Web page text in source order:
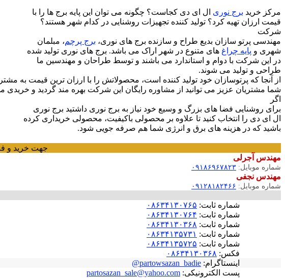
مرکز خرید برج نوری ال ای دی کجاست؟ چگونه می توان این پایه برج ها را با
قیمت ارزان تهیه کرد؟ تولید کننده تجهیزات روشنایی در کدام شهر هستند؟
شرکت
مهندسی پرتو سازان بدیع طراح و سازنده برج های نوری، برج پرچم، مبلمان
شهری و پایه چراغ های متنوع در شهر اراک می باشد. برج های نوری تولید شده
در این شرکت با دوام و استاندارد می باشند و توسط طراحان و مهندسین ما
طراحی و تولید می شوند.
از آنجا که پرتوسازان خود تولید کننده است، محصولاتش را با ارزان ترین قیمت به
شما مشتریان عزیز می توانید از مشاوره رایگان این شرکت بهره مند گردید و خریدی
اگر
برای روشنایی فضا های بزرگ و وسیع خود نیاز به برج نوری داشتید برج نوری
ال ای دی را انتخاب کنید تا علاوه بر محصولی باکیفیت، محصولی خریداری کرده
باشید که در هزینه های برق و انرژی شما هم صرفه جویی شود.
جهت خرید و
مهندس آجرلی
شماره موبایل: ۰۹۱۸۶۹۶۷۸۲۳
مهندس نجفی
شماره موبایل: ۰۹۱۲۸۱۸۲۴۶۶
شماره ثابت: ۰۸۶۳۴۱۳۰۷۶۵
شماره ثابت: ۰۸۶۳۴۱۳۰۷۶۴
شماره ثابت: ۰۸۶۳۴۱۳۰۳۶۸
شماره ثابت: ۰۸۶۳۴۱۳۵۷۳۱
شماره ثابت: ۰۸۶۳۴۱۳۵۷۲۵
فکس: ۰۸۶۳۴۱۳۰۳۶۸
اینستاگرام: partowsazan_badie@
پست الکترونیکی: partosazan_sale@yahoo.com